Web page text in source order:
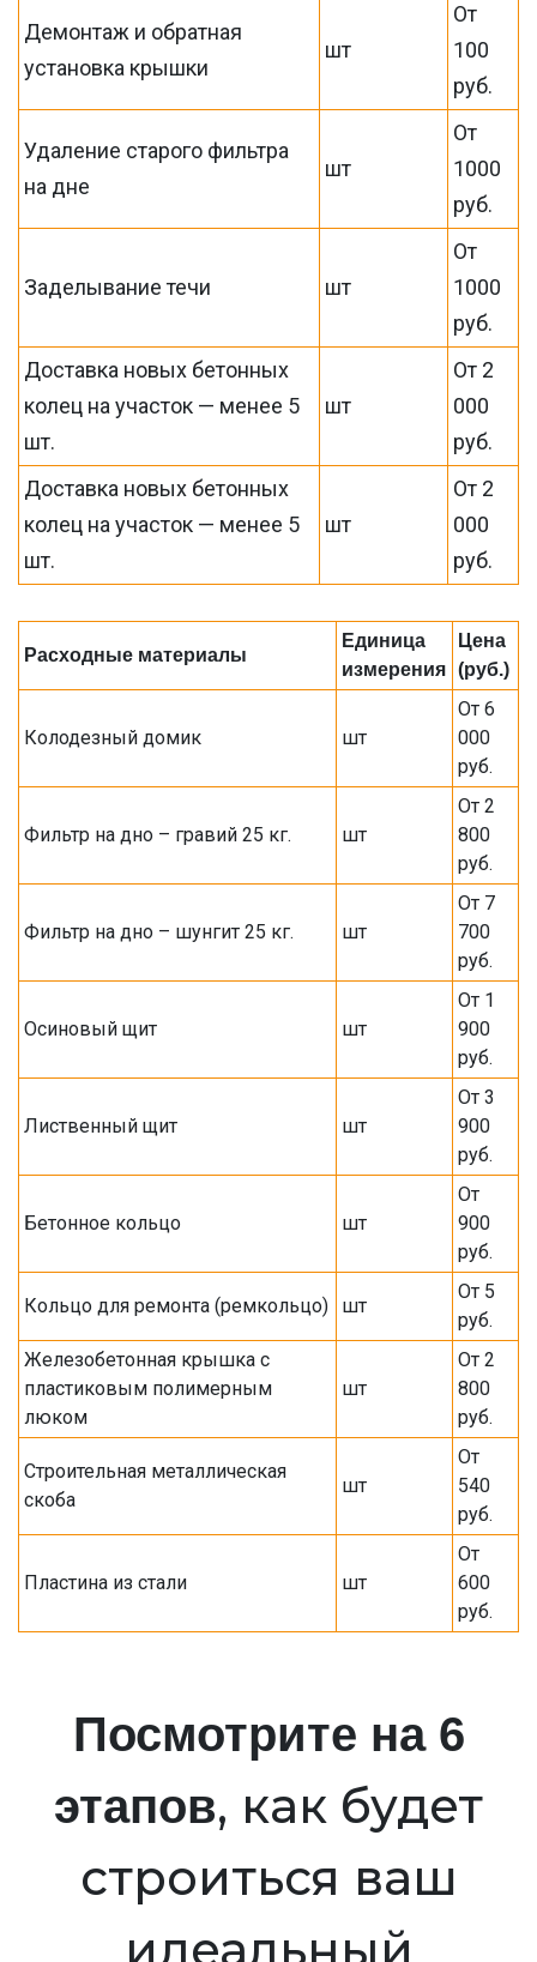
Демонтаж и обратная
установка крышки
шт
От
100
руб.
Удаление старого фильтра
на дне
шт
От
1000
руб.
Заделывание течи шт
От
1000
руб.
Доставка новых бетонных
колец на участок — менее 5
шт.
шт
От 2
000
руб.
Доставка новых бетонных
колец на участок — менее 5
шт.
шт
От 2
000
руб.
Расходные материалы
Единица
измерения
Цена
(руб.)
Колодезный домик шт
От 6
000
руб.
Фильтр на дно – гравий 25 кг. шт
От 2
800
руб.
Фильтр на дно – шунгит 25 кг. шт
От 7
700
руб.
Осиновый щит шт
От 1
900
руб.
Лиственный щит шт
От 3
900
руб.
Бетонное кольцо шт
От
900
руб.
Кольцо для ремонта (ремкольцо) шт
От 5
руб.
Железобетонная крышка с
пластиковым полимерным
люком
шт
От 2
800
руб.
Строительная металлическая
скоба
шт
От
540
руб.
Пластина из стали шт
От
600
руб.
Посмотрите на 6
этапов, как будет
строиться ваш
идеальный